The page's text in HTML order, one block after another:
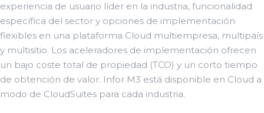
experiencia de usuario líder en la industria, funcionalidad
específica del sector y opciones de implementación
flexibles en una plataforma Cloud multiempresa, multipaís
y multisitio. Los aceleradores de implementación ofrecen
un bajo coste total de propiedad (TCO) y un corto tiempo
de obtención de valor. Infor M3 está disponible en Cloud a
modo de CloudSuites para cada industria.